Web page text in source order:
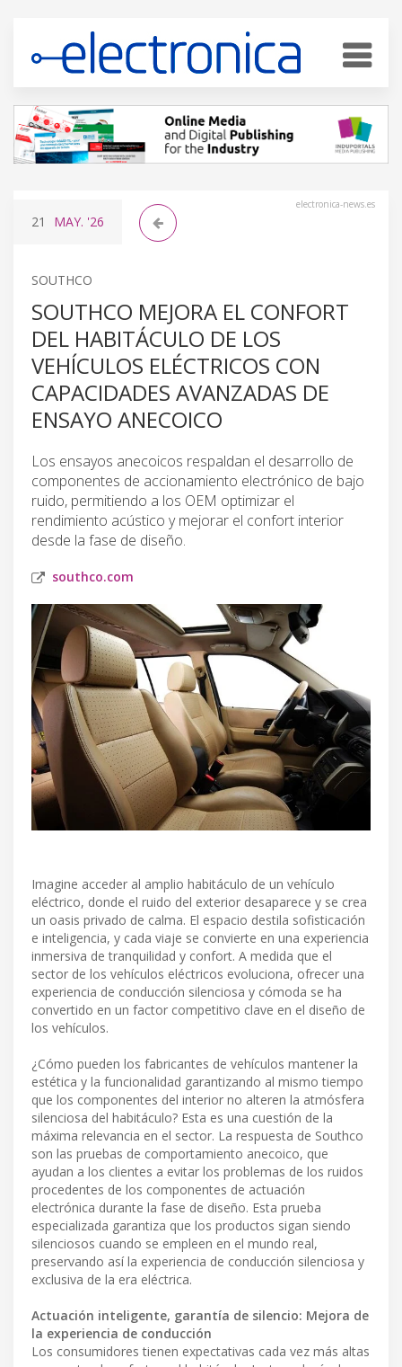
electronica-news.es
21 MAY. '26
SOUTHCO
SOUTHCO MEJORA EL CONFORT
DEL HABITÁCULO DE LOS
VEHÍCULOS ELÉCTRICOS CON
CAPACIDADES AVANZADAS DE
ENSAYO ANECOICO
Los ensayos anecoicos respaldan el desarrollo de
componentes de accionamiento electrónico de bajo
ruido, permitiendo a los OEM optimizar el
rendimiento acústico y mejorar el confort interior
desde la fase de diseño.
southco.com
Imagine acceder al amplio habitáculo de un vehículo
eléctrico, donde el ruido del exterior desaparece y se crea
un oasis privado de calma. El espacio destila sofisticación
e inteligencia, y cada viaje se convierte en una experiencia
inmersiva de tranquilidad y confort. A medida que el
sector de los vehículos eléctricos evoluciona, ofrecer una
experiencia de conducción silenciosa y cómoda se ha
convertido en un factor competitivo clave en el diseño de
los vehículos.
¿Cómo pueden los fabricantes de vehículos mantener la
estética y la funcionalidad garantizando al mismo tiempo
que los componentes del interior no alteren la atmósfera
silenciosa del habitáculo? Esta es una cuestión de la
máxima relevancia en el sector. La respuesta de Southco
son las pruebas de comportamiento anecoico, que
ayudan a los clientes a evitar los problemas de los ruidos
procedentes de los componentes de actuación
electrónica durante la fase de diseño. Esta prueba
especializada garantiza que los productos sigan siendo
silenciosos cuando se empleen en el mundo real,
preservando así la experiencia de conducción silenciosa y
exclusiva de la era eléctrica.
Actuación inteligente, garantía de silencio: Mejora de
la experiencia de conducción
Los consumidores tienen expectativas cada vez más altas